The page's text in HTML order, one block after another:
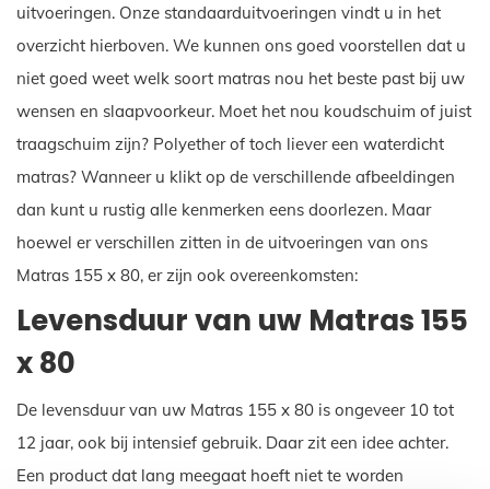
uitvoeringen. Onze standaarduitvoeringen vindt u in het
overzicht hierboven. We kunnen ons goed voorstellen dat u
niet goed weet welk soort matras nou het beste past bij uw
wensen en slaapvoorkeur. Moet het nou koudschuim of juist
traagschuim zijn? Polyether of toch liever een waterdicht
matras? Wanneer u klikt op de verschillende afbeeldingen
dan kunt u rustig alle kenmerken eens doorlezen. Maar
hoewel er verschillen zitten in de uitvoeringen van ons
Matras 155 x 80, er zijn ook overeenkomsten:
Levensduur van uw Matras 155
x 80
De levensduur van uw Matras 155 x 80 is ongeveer 10 tot
12 jaar, ook bij intensief gebruik. Daar zit een idee achter.
Een product dat lang meegaat hoeft niet te worden